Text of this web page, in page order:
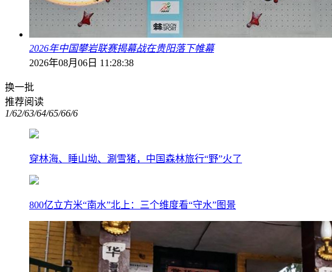
2026年中国攀岩联赛揭幕战在贵阳落下帷幕
2026年08月06日 11:28:38
换一批
推荐阅读
1/62/63/64/65/66/6
穿林海、睡山坳、涮雪猪，中国森林旅行“野”火了
800亿立方米“南水”北上：三个维度看“守水”图景